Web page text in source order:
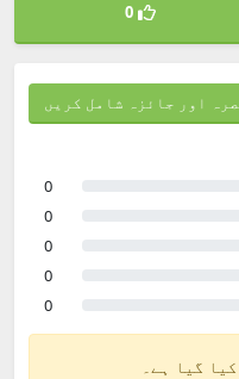
0
اور جائزہ شامل کریں
0
0
0
0
0
گیا ہے۔